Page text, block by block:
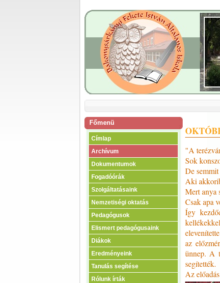
Főmenü
Címlap
Archívum
Dokumentumok
Fogadóórák
Szolgáltatásaink
Nemzetiségi oktatás
Pedagógusok
Elismert pedagógusaink
Diákok
Eredményeink
Tanulás segítése
Rólunk írták
"A
Sok
De
Aki
Mert anya
Csak apa
Így
az
ünnep. A
segítették.
Az